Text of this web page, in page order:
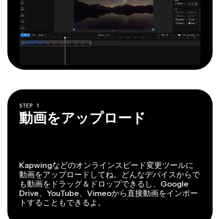
STEP 1
動画をアップロード
Kapwingなどのオンラインスピード変更ツールに
動画をアップロードしてね。どんなデバイスからで
も動画をドラッグ＆ドロップできるし、Google
Drive、YouTube、Vimeoから直接動画をインポー
トすることもできるよ。